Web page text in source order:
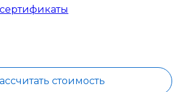
стоимость